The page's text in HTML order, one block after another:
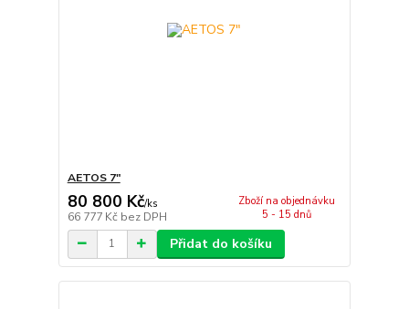
AETOS 7"
80 800 Kč/ks
66 777 Kč bez DPH
Zboží na objednávku
5 - 15 dnů
Přidat do košíku